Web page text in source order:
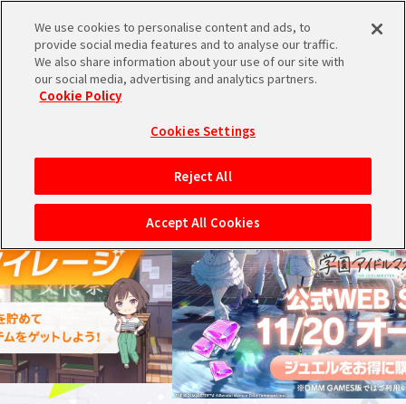
スケジュール 検索
バンダイナムコIDで
アイドルマスター ポータルへの登録について
シリアルコード・
あいことば
活動履歴
閲覧履歴・購入履歴 Pレポ
チェックイン お気に入り
マイスケジュール メモ
THE IDOL
M@STER
シンデレラ
ガールズ
シャイニー 学園
We use cookies to personalise content and ads, to
provide social media features and to analyse our traffic.
We also share information about your use of our site with
our social media, advertising and analytics partners.
Cookie Policy
Cookies Settings
Reject All
Accept All Cookies